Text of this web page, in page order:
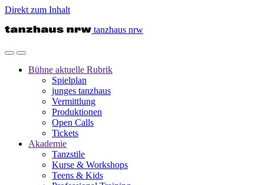
Direkt zum Inhalt
tanzhaus nrw
Bühne aktuelle Rubrik
Spielplan
junges tanzhaus
Vermittlung
Produktionen
Open Calls
Tickets
Akademie
Tanzstile
Kurse & Workshops
Teens & Kids